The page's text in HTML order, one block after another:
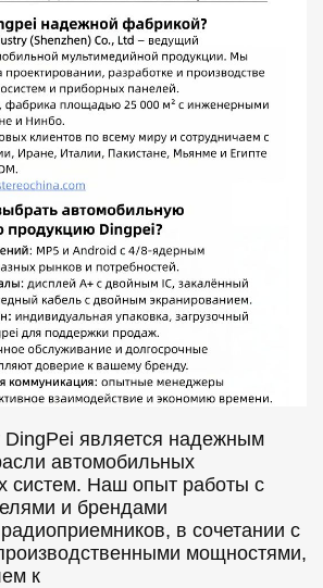
DingPei является надежным
автомобильных
систем. Наш опыт работы с
и брендами
в сочетании с
мощностями,
к